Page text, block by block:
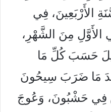
السَّنَةِ الأَرْبَعِينَ، فِي
الأَوَّلِ مِنَ الشَّهْرِ،
حَسَبَ كُلِّ مَا
الرَّبُّ إِلَيْهِمْ. 4بَعْدَ مَا ضَرَبَ سِيحُونَ
فِي حَشْبُونَ، وَعُوجَ